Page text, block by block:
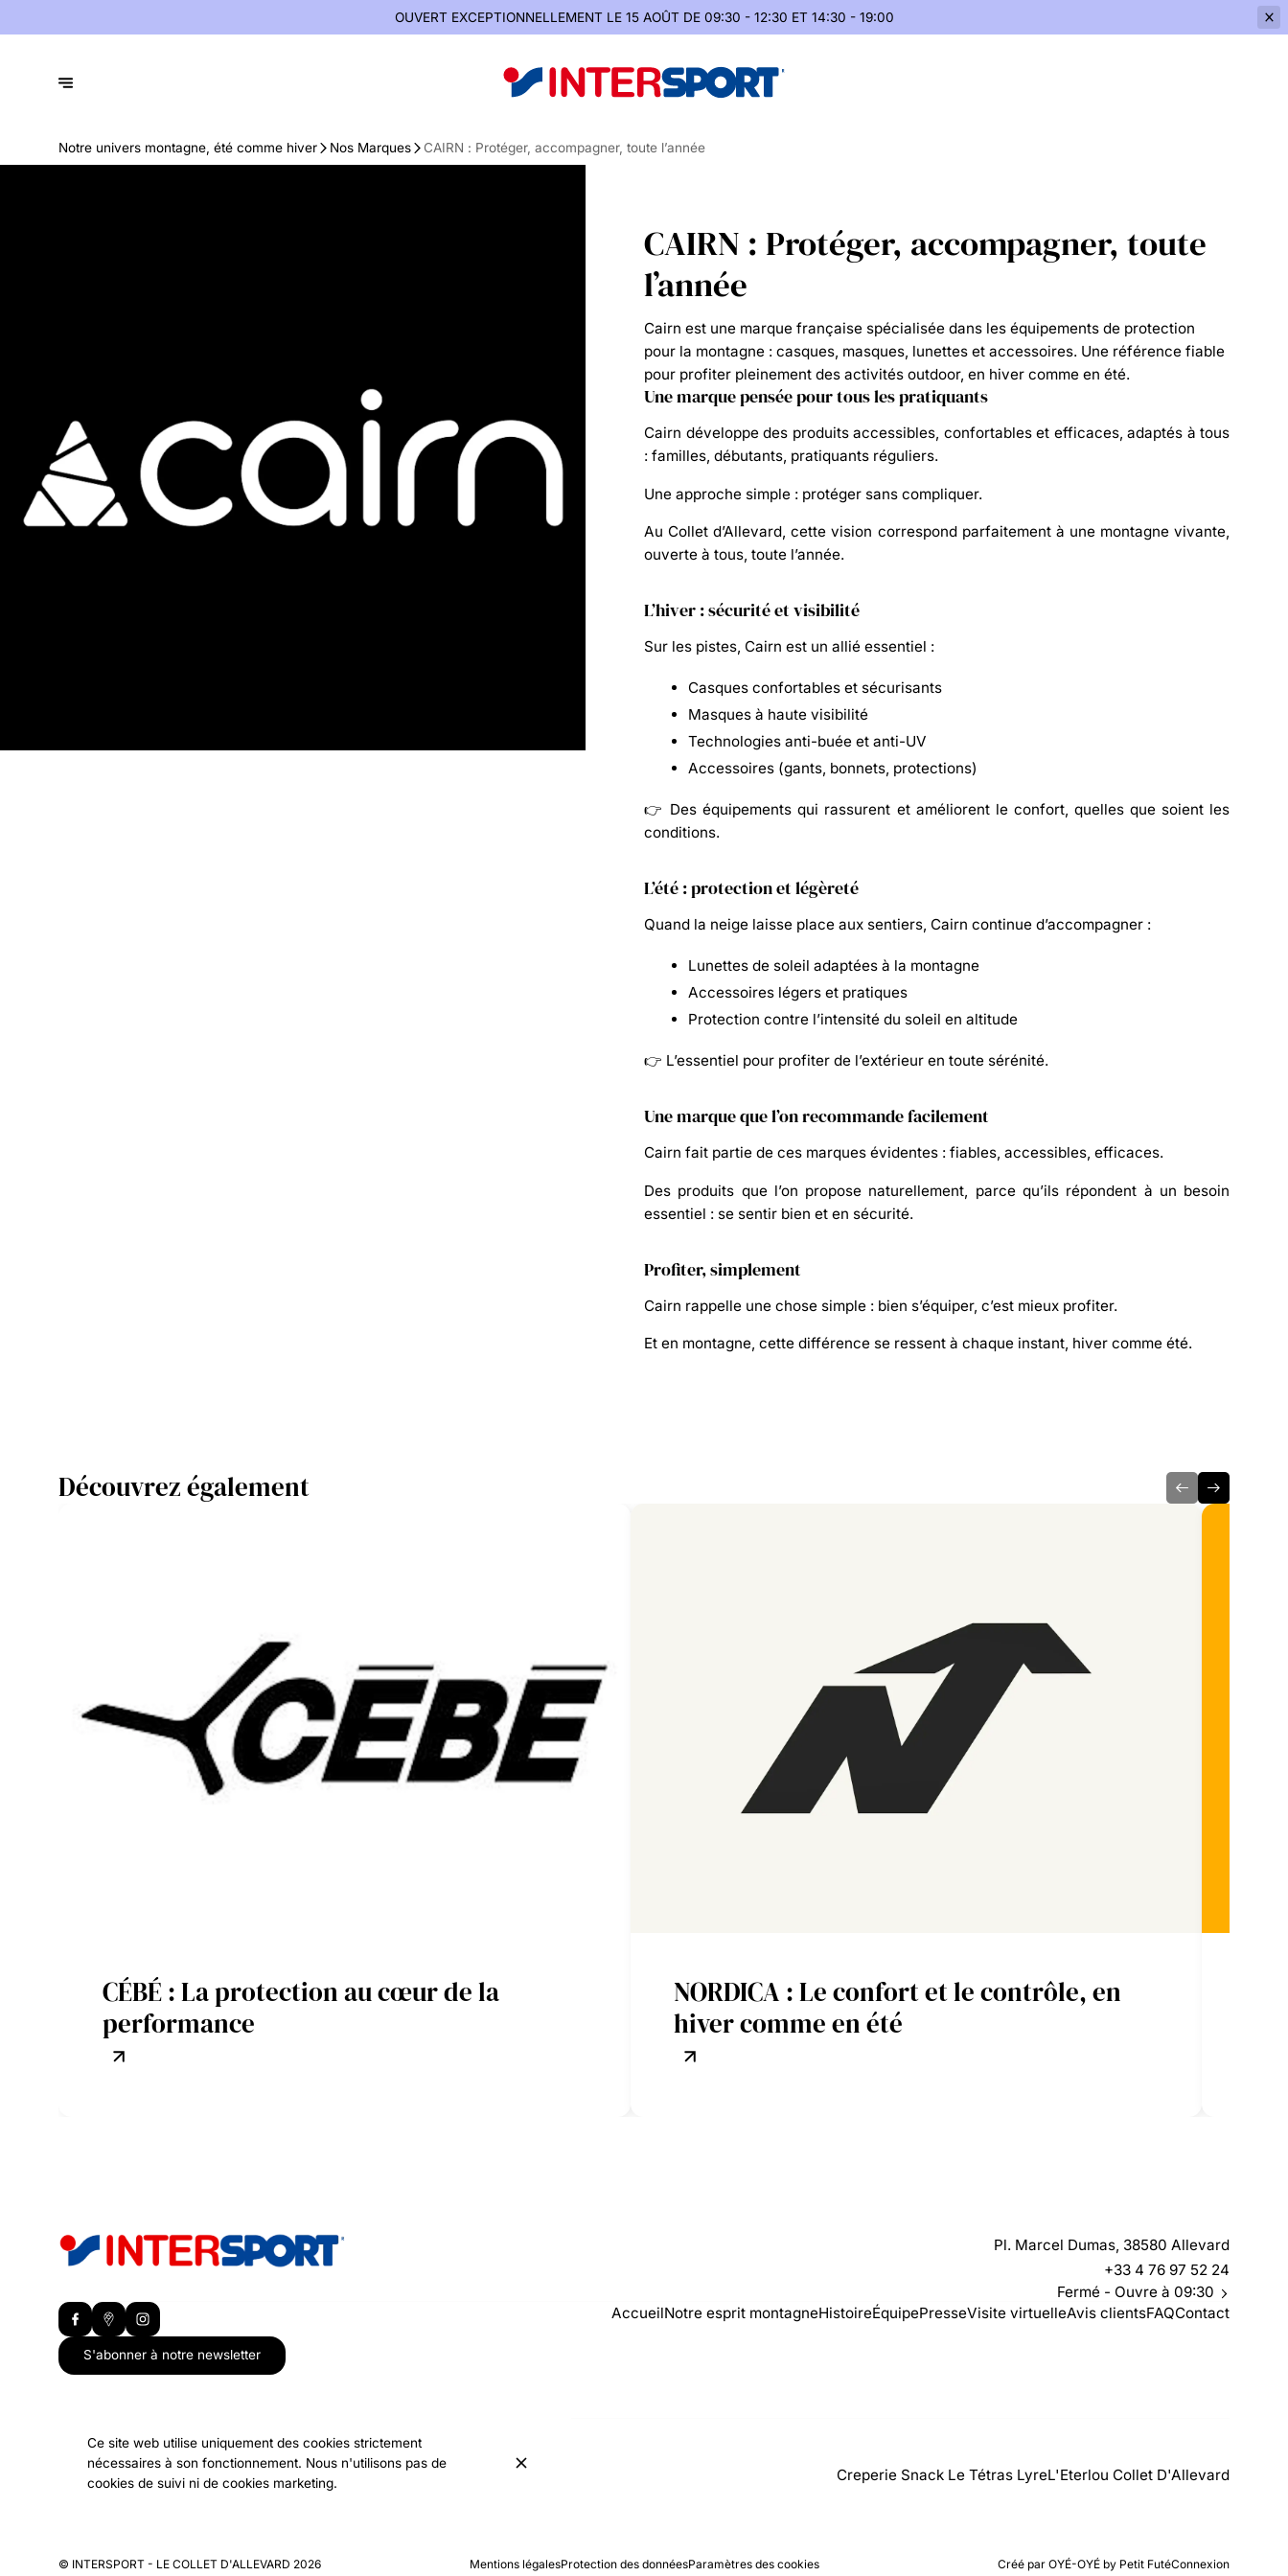
OUVERT EXCEPTIONNELLEMENTLE 15 AOÛT DE 09:30 - 12:30 ET 14:30 - 19:00
Notre univers montagne, été comme hiver Nos Marques CAIRN : Protéger, accompagner, toute l’année
CAIRN : Protéger, accompagner, toute
l’année
Cairn est une marque française spécialisée dans les équipements de protection
pour la montagne : casques, masques, lunettes et accessoires. Une référence fiable
pour profiter pleinement des activités outdoor, en hiver comme en été.
Une marque pensée pour tous les pratiquants
Cairn développe des produits accessibles, confortables et efficaces, adaptés à tous
: familles, débutants, pratiquants réguliers.
Une approche simple : protéger sans compliquer.
Au Collet d’Allevard, cette vision correspond parfaitement à une montagne vivante,
ouverte à tous, toute l’année.
L’hiver : sécurité et visibilité
Sur les pistes, Cairn est un allié essentiel :
Casques confortables et sécurisants
Masques à haute visibilité
Technologies anti-buée et anti-UV
Accessoires (gants, bonnets, protections)
👉 Des équipements qui rassurent et améliorent le confort, quelles que soient les
conditions.
L’été : protection et légèreté
Quand la neige laisse place aux sentiers, Cairn continue d’accompagner :
Lunettes de soleil adaptées à la montagne
Accessoires légers et pratiques
Protection contre l’intensité du soleil en altitude
👉 L’essentiel pour profiter de l’extérieur en toute sérénité.
Une marque que l’on recommande facilement
Cairn fait partie de ces marques évidentes : fiables, accessibles, efficaces.
Des produits que l’on propose naturellement, parce qu’ils répondent à un besoin
essentiel : se sentir bien et en sécurité.
Profiter, simplement
Cairn rappelle une chose simple : bien s’équiper, c’est mieux profiter.
Et en montagne, cette différence se ressent à chaque instant, hiver comme été.
Découvrez également
CÉBÉ : La protection au cœur de la
performance
NORDICA : Le confort et le contrôle, en
hiver comme en été
Pl. Marcel Dumas, 38580 Allevard
+33 4 76 97 52 24
Fermé- Ouvre à 09:30
AccueilNotre esprit montagneHistoireÉquipePresseVisite virtuelleAvis clientsFAQContact
S'abonner à notre newsletter
Nos autres établissements Creperie Snack Le Tétras LyreL'Eterlou Collet D'Allevard
© INTERSPORT - LE COLLET D'ALLEVARD 2026 Mentions légalesProtection des donnéesParamètres des cookies Créé par OYÉ-OYÉ by Petit FutéConnexion
Ce site web utilise uniquement des cookies strictement
nécessaires à son fonctionnement. Nous n'utilisons pas de
cookies de suivi ni de cookies marketing.